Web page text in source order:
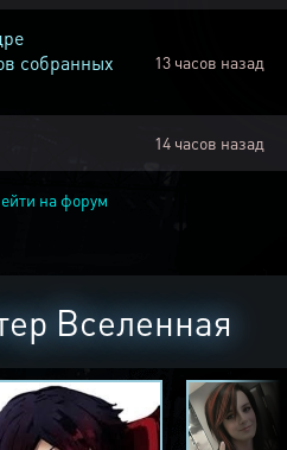
собранных
13 часов назад
14 часов назад
на форум
Вселенная